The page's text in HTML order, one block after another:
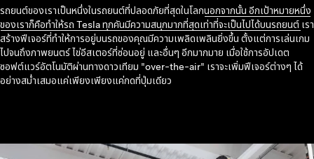
รถยนต์ของเราเป็นหนึ่งในรถยนต์ที่ปลอดภัยที่สุดในโลกนอกจากนั้น อีกเป้าหมายหนึ่ง
ของเราก็คือทำให้รถ Tesla ทุกคันมีความสนุกมากที่สุดเท่าที่จะเป็นไปได้บนรถยนต์ เรา
สร้างฟีเจอร์ที่ทำให้การอยู่บนรถของคุณมีความเพลิดเพลินยิ่งขึ้น ตั้งแต่การเล่นเกม
ไปจนถึงภาพยนตร์ ไข่อีสเตอร์ที่ซ่อนอยู่ และอื่นๆ อีกมากมาย เมื่อใช้การอัปเดต
ซอฟต์แวร์อัตโนมัติผ่านทางดาวเทียม "over-the-air" เราจะเพิ่มฟีเจอร์ต่างๆ ได้
อย่างสม่ำเสมอแค่เพียงเพียงแค่กดที่ปุ่มเดียว